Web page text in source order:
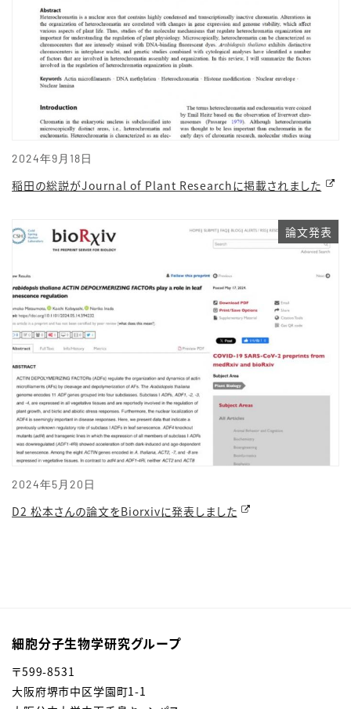
2024年9月18日
稲田の総説がJournal of Plant Researchに掲載されました
2024年5月20日
論文発表
D2 松本さんの論文をBiorxivに発表しました
細胞分子生物学研究グループ
〒599-8531
大阪府堺市中区学園町1-1